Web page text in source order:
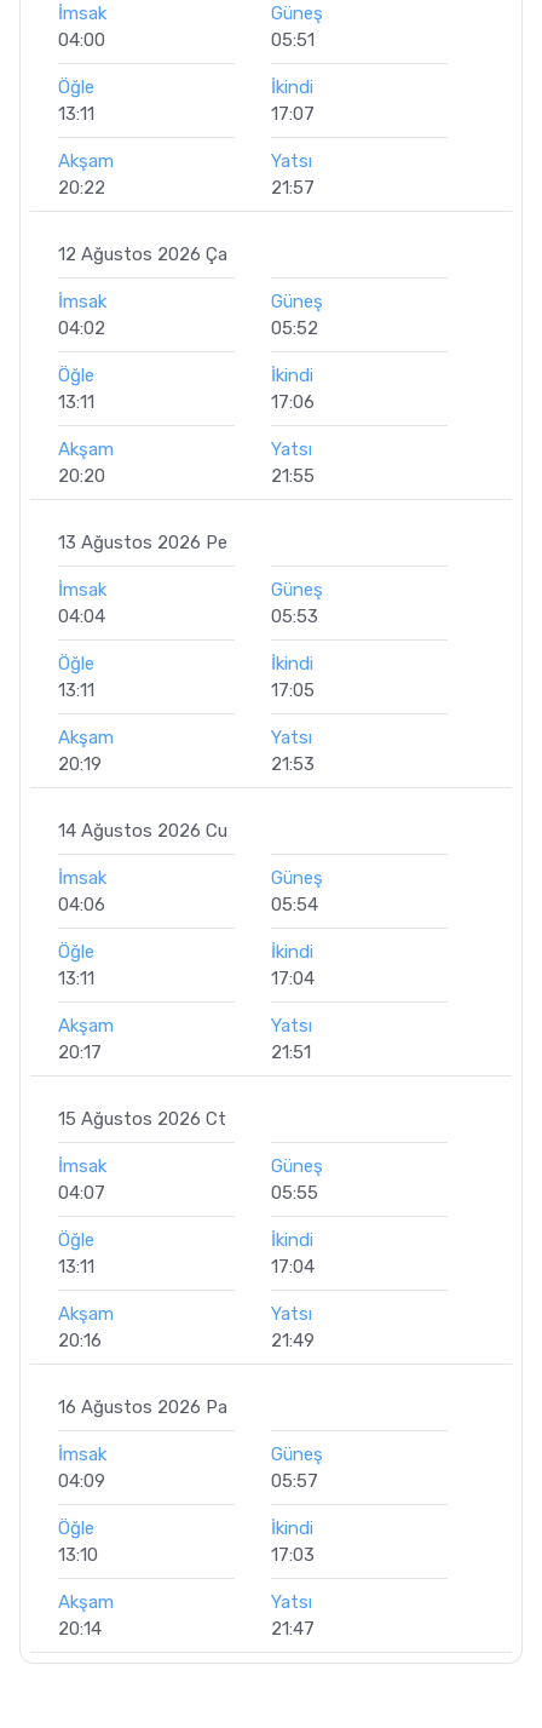
İmsak
04:00
Güneş
05:51
Öğle
13:11
İkindi
17:07
Akşam
20:22
Yatsı
21:57
12 Ağustos 2026 Ça
İmsak
04:02
Güneş
05:52
Öğle
13:11
İkindi
17:06
Akşam
20:20
Yatsı
21:55
13 Ağustos 2026 Pe
İmsak
04:04
Güneş
05:53
Öğle
13:11
İkindi
17:05
Akşam
20:19
Yatsı
21:53
14 Ağustos 2026 Cu
İmsak
04:06
Güneş
05:54
Öğle
13:11
İkindi
17:04
Akşam
20:17
Yatsı
21:51
15 Ağustos 2026 Ct
İmsak
04:07
Güneş
05:55
Öğle
13:11
İkindi
17:04
Akşam
20:16
Yatsı
21:49
16 Ağustos 2026 Pa
İmsak
04:09
Güneş
05:57
Öğle
13:10
İkindi
17:03
Akşam
20:14
Yatsı
21:47